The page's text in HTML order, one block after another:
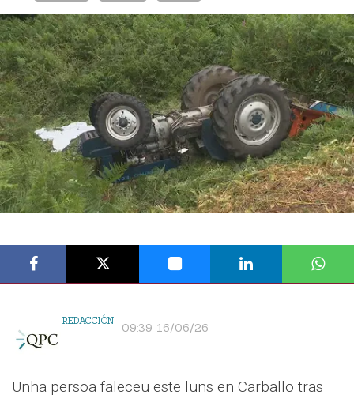
REDACCIÓN 09:39 16/06/26
Unha persoa faleceu este luns en Carballo tras